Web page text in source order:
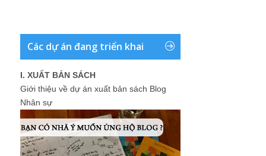
Các dự án đang triển khai
I. XUẤT BẢN SÁCH
Giới thiệu về dự án xuất bản sách Blog
Nhân sự